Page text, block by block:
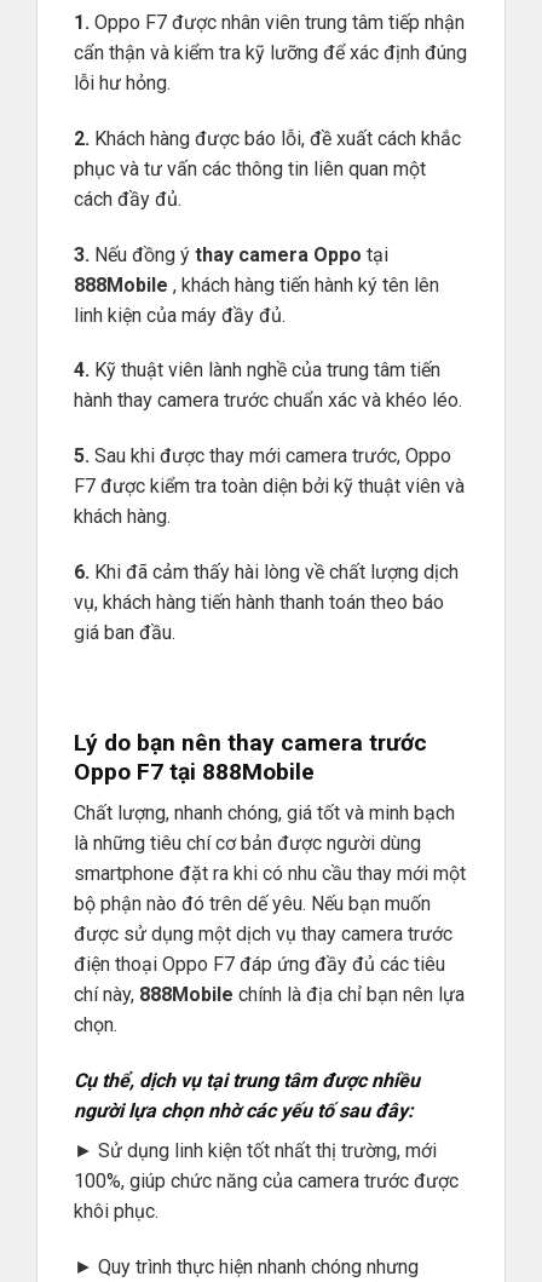
1. Oppo F7 được nhân viên trung tâm tiếp nhận
cẩn thận và kiểm tra kỹ lưỡng để xác định đúng
lỗi hư hỏng.
2. Khách hàng được báo lỗi, đề xuất cách khắc
phục và tư vấn các thông tin liên quan một
cách đầy đủ.
3. Nếu đồng ý thay camera Oppo tại
888Mobile , khách hàng tiến hành ký tên lên
linh kiện của máy đầy đủ.
4. Kỹ thuật viên lành nghề của trung tâm tiến
hành thay camera trước chuẩn xác và khéo léo.
5. Sau khi được thay mới camera trước, Oppo
F7 được kiểm tra toàn diện bởi kỹ thuật viên và
khách hàng.
6. Khi đã cảm thấy hài lòng về chất lượng dịch
vụ, khách hàng tiến hành thanh toán theo báo
giá ban đầu.
Lý do bạn nên thay camera trước
Oppo F7 tại 888Mobile
Chất lượng, nhanh chóng, giá tốt và minh bạch
là những tiêu chí cơ bản được người dùng
smartphone đặt ra khi có nhu cầu thay mới một
bộ phận nào đó trên dế yêu. Nếu bạn muốn
được sử dụng một dịch vụ thay camera trước
điện thoại Oppo F7 đáp ứng đầy đủ các tiêu
chí này, 888Mobile chính là địa chỉ bạn nên lựa
chọn.
Cụ thể, dịch vụ tại trung tâm được nhiều
người lựa chọn nhờ các yếu tố sau đây:
► Sử dụng linh kiện tốt nhất thị trường, mới
100%, giúp chức năng của camera trước được
khôi phục.
► Quy trình thực hiện nhanh chóng nhưng